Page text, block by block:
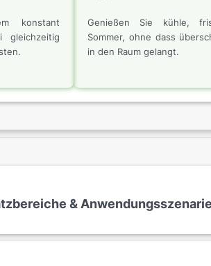
konstant
gleichzeitig
Genießen Sie kühle,
Sommer, ohne dass
in den Raum gelangt.
&